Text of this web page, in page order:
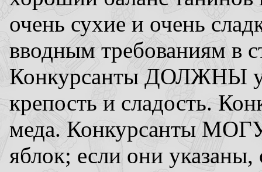
очень сухие и очень
вводным требованиям в
Конкурсанты ДОЛЖНЫ
крепость и сладость.
меда. Конкурсанты
яблок; если они указаны,